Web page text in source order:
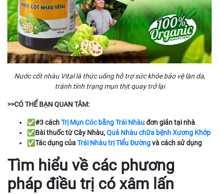
Nước cốt nhàu Vital là thức uống hỗ trợ sức khỏe bảo vệ làn da,
tránh tình trạng mụn thịt quay trở lại
>>CÓ THỂ BẠN QUAN TÂM:
✅#3 cáchTrị Mụn Cóc bằng Trái Nhàuđơn giản tại nhà
✅Bài thuốc từ Cây Nhàu,Quả Nhàu chữa bệnh Xương Khớp
✅Tác dụng củaTrái Nhàu trị Tiểu Đườngvà cách sử dụng
Tìm hiểu về các phương
pháp điều trị có xâm lấn